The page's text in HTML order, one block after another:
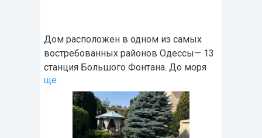
Дом расположен в одном из самых
востребованных районов Одессы— 13
станция Большого Фонтана. До моря
ще